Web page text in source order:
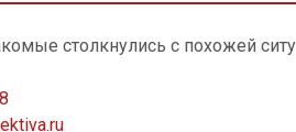
столкнулись с похожей